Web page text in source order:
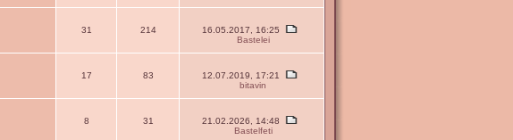
31 214
16.05.2017, 16:25
Bastelei
17 83
12.07.2019, 17:21
bitavin
8 31
21.02.2026, 14:48
Bastelfeti